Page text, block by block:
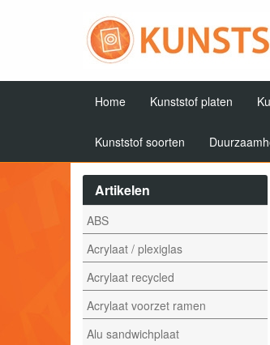
Home Kunststof platen
Kunststof soorten
Artikelen
ABS
Acrylaat / plexiglas
Acrylaat recycled
Acrylaat voorzet ramen
Alu sandwichplaat